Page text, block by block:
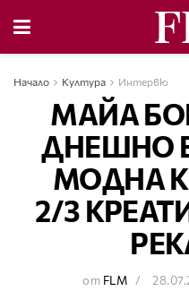
Начало Култура Интервю
МАЙА
ДНЕШНО
МОДНА
2/3
от FLM